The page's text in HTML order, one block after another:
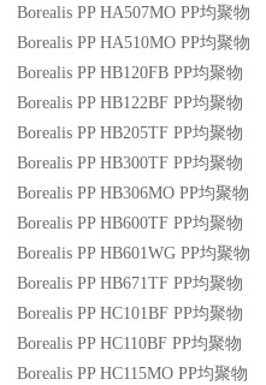
Borealis PP HA507MO PP均聚物
Borealis PP HA510MO PP均聚物
Borealis PP HB120FB PP均聚物
Borealis PP HB122BF PP均聚物
Borealis PP HB205TF PP均聚物
Borealis PP HB300TF PP均聚物
Borealis PP HB306MO PP均聚物
Borealis PP HB600TF PP均聚物
Borealis PP HB601WG PP均聚物
Borealis PP HB671TF PP均聚物
Borealis PP HC101BF PP均聚物
Borealis PP HC110BF PP均聚物
Borealis PP HC115MO PP均聚物